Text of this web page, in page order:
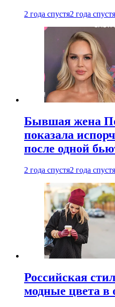
2 года спустя2 года спустя
Бывшая жена
показала
после одной
2 года спустя2 года спустя
Российская
модные цвета в